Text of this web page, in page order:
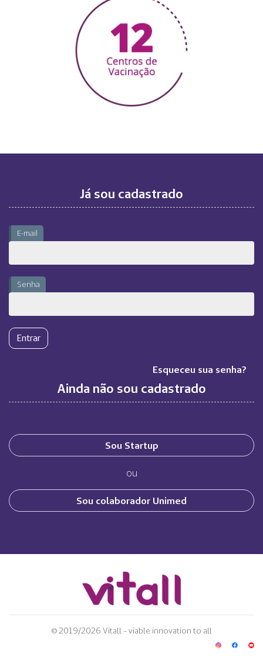
Já sou cadastrado
E-mail
Senha
Esqueceu sua senha?
Ainda não sou cadastrado
Sou Startup
ou
Sou colaborador Unimed
© 2019/2026 Vitall - viable innovation to all